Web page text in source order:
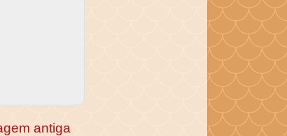
antiga